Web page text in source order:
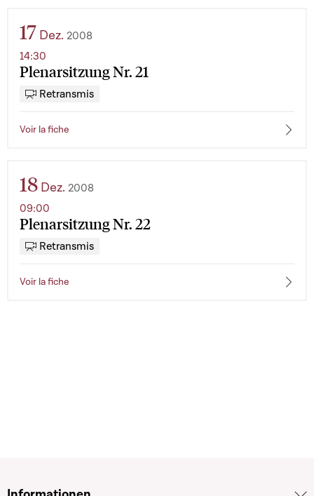
17 Dez. 2008
Plenarsitzung Nr. 21
14:30
Retransmis
Voir la fiche
18 Dez. 2008
Plenarsitzung Nr. 22
09:00
Retransmis
Voir la fiche